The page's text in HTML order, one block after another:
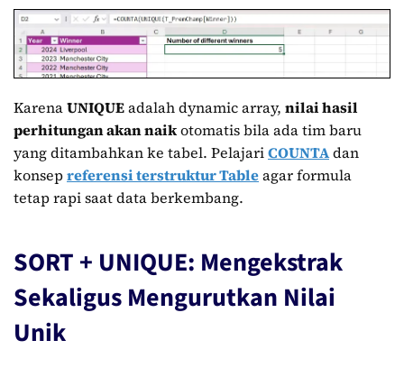
KarenaUNIQUEadalah dynamic array, nilai hasil
perhitungan akan naikotomatis bila ada tim baru
yang ditambahkan ke tabel. PelajariCOUNTAdan
konsepreferensi terstruktur Tableagar formula
tetap rapi saat data berkembang.
SORT + UNIQUE: Mengekstrak
Sekaligus Mengurutkan Nilai
Unik